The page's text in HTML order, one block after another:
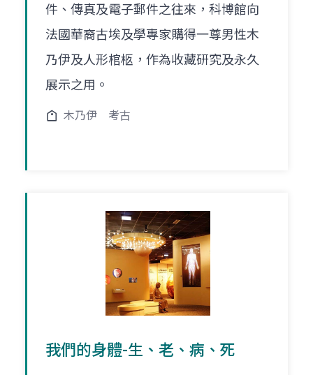
件、傳真及電子郵件之往來，科博館向
法國華裔古埃及學專家購得一尊男性木
乃伊及人形棺柩，作為收藏研究及永久
展示之用。
木乃伊 考古
我們的身體-生、老、病、死